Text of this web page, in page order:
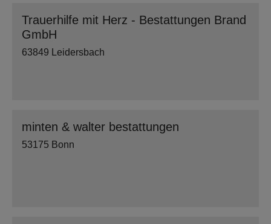
Trauerhilfe mit Herz - Bestattungen Brand
GmbH
63849 Leidersbach
minten & walter bestattungen
53175 Bonn